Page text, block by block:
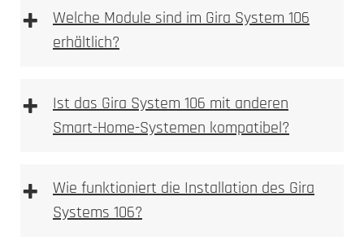
+
Welche Module sind im Gira System 106
erhältlich?
+
Ist das Gira System 106 mit anderen
Smart-Home-Systemen kompatibel?
+
Wie funktioniert die Installation des Gira
Systems 106?